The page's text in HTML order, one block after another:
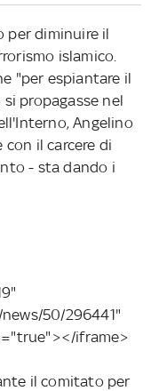
per diminuire il
islamico.
"per espiantare il
propagasse nel
Angelino
il carcere di
- sta dando i
50/296441"
iframe>
il comitato per